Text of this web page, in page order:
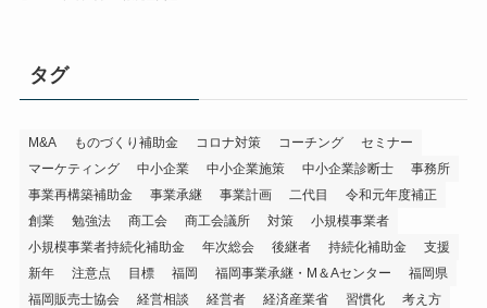
タグ
M&A ものづくり補助金 コロナ対策 コーチング
セミナー
マーケティング
中小企業 中小企業施策 中小企業診断士
事務所
事業再構築補助金
事業承継 事業計画 二代目
令和元年度補正
創業
勉強法 商工会 商工会議所 対策
小規模事業者
小規模事業者持続化補助金
年次総会 後継者 持続化補助金
支援
新年
注意点 目標 福岡 福岡事業承継・M＆Aセンター
福岡県
福岡販売士協会
経営相談 経営者 経済産業省 習慣化
考え方